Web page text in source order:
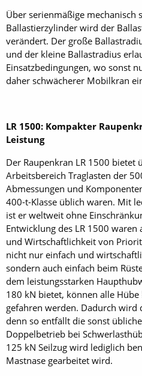
Über serienmäßige mechanisch
Ballastierzylinder wird der
verändert. Der große
und der kleine Ballastradius
Einsatzbedingungen, wo sonst
daher schwächerer Mobilkran
LR 1500: Kompakter
Leistung
Der Raupenkran LR 1500 bietet
Arbeitsbereich Traglasten der
Abmessungen und
400-t-Klasse üblich waren. Mit
ist er weltweit ohne
Entwicklung des LR 1500
und Wirtschaftlichkeit von
nicht nur einfach und
sondern auch einfach beim
dem leistungsstarken
180 kN bietet, können alle
gefahren werden. Dadurch wird
denn so entfällt die sonst
Doppelbetrieb bei
125 kN Seilzug wird lediglich
Mastnase gearbeitet wird.